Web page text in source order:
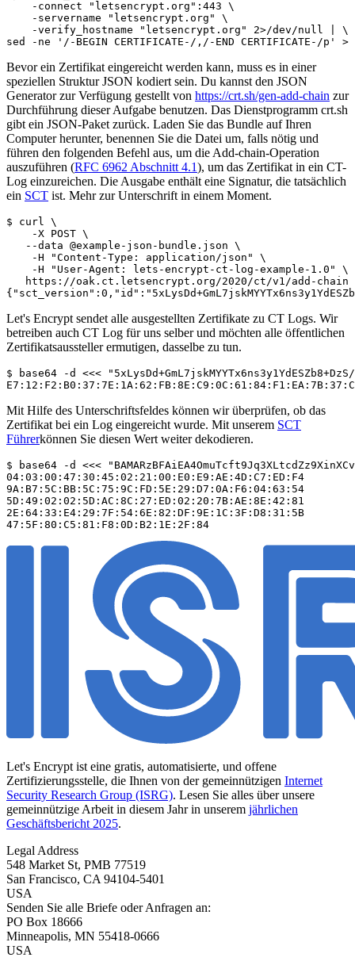
    -connect "letsencrypt.org":443 \
    -servername "letsencrypt.org" \
    -verify_hostname "letsencrypt.org" 2>/dev/null | \
Bevor ein Zertifikat eingereicht werden kann, muss es in einer
speziellen Struktur JSON kodiert sein. Du kannst den JSON
Generator zur Verfügung gestellt von https://crt.sh/gen-add-chain zur
Durchführung dieser Aufgabe benutzen. Das Dienstprogramm crt.sh
gibt ein JSON-Paket zurück. Laden Sie das Bundle auf Ihren
Computer herunter, benennen Sie die Datei um, falls nötig und
führen den folgenden Befehl aus, um die Add-chain-Operation
auszuführen (RFC 6962 Abschnitt 4.1), um das Zertifikat in ein CT-
Log einzureichen. Die Ausgabe enthält eine Signatur, die tatsächlich
ein SCT ist. Mehr zur Unterschrift in einem Moment.
$ curl \
    -X POST \
   --data @example-json-bundle.json \
    -H "Content-Type: application/json" \
    -H "User-Agent: lets-encrypt-ct-log-example-1.0" \
   https://oak.ct.letsencrypt.org/2020/ct/v1/add-chain
Let's Encrypt sendet alle ausgestellten Zertifikate zu CT Logs. Wir
betreiben auch CT Log für uns selber und möchten alle öffentlichen
Zertifikatsaussteller ermutigen, dasselbe zu tun.
$ base64 -d <<<
Mit Hilfe des Unterschriftsfeldes können wir überprüfen, ob das
Zertifikat bei ein Log eingereicht wurde. Mit unserem SCT
Führerkönnen Sie diesen Wert weiter dekodieren.
$ base64 -d <<<
04:03:00:47:30:45:02:21:00:E0:E9:AE:4D:C7:ED:F4
9A:B7:5C:BB:5C:75:9C:FD:5E:29:D7:0A:F6:04:63:54
5D:49:02:02:5D:AC:8C:27:ED:02:20:7B:AE:8E:42:81
2E:64:33:E4:29:7F:54:6E:82:DF:9E:1C:3F:D8:31:5B
Let's Encrypt ist eine gratis, automatisierte, und offene
Zertifizierungsstelle, die Ihnen von der gemeinnützigen Internet
Security Research Group (ISRG). Lesen Sie alles über unsere
gemeinnützige Arbeit in diesem Jahr in unserem jährlichen
Geschäftsbericht 2025.
Legal Address
548 Market St, PMB 77519
San Francisco, CA 94104-5401
USA
Senden Sie alle Briefe oder Anfragen an:
PO Box 18666
Minneapolis, MN 55418-0666
USA